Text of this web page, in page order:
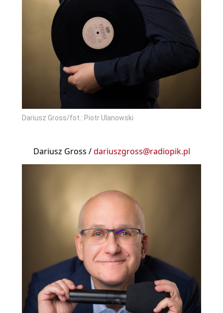
Dariusz Gross/fot.: Piotr Ulanowski
Dariusz Gross /dariuszgross@radiopik.pl